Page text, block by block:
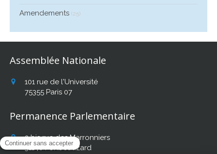
Amendements (25)
Assemblée Nationale
101 rue de l'Université
75355 Paris 07
Permanence Parlementaire
2 bis rue des Marronniers
31140 Fonbeauzard